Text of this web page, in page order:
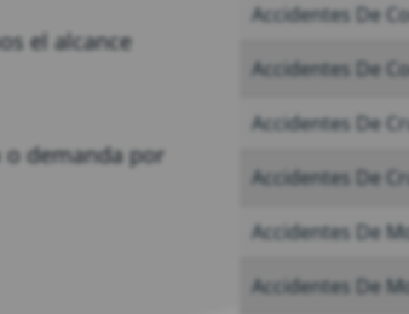
el alcance
demanda por
Accidentes De
Accidentes De
Accidentes De
Accidentes De
Accidentes De
Accidentes De